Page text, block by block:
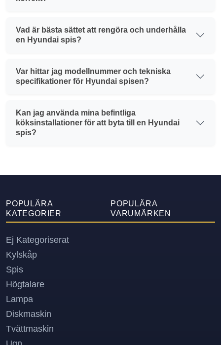
Vad är bästa sättet att rengöra och underhålla
en Hyundai spis?
Var hittar jag modellnummer och tekniska
specifikationer för Hyundai spisen?
Kan jag använda mina befintliga
köksinstallationer för att byta till en Hyundai
spis?
POPULÄRA
KATEGORIER
Ej Kategoriserat
Kylskåp
Spis
Högtalare
Lampa
Diskmaskin
Tvättmaskin
POPULÄRA
VARUMÄRKEN